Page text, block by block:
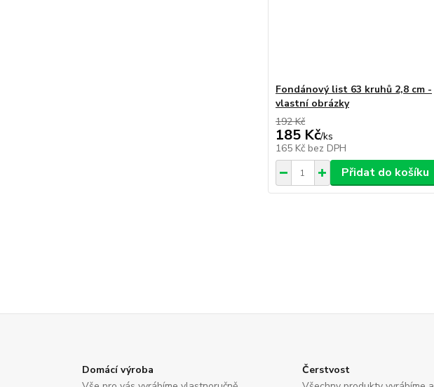
Fondánový list 63 kruhů 2,8 cm -
vlastní obrázky
192 Kč
185 Kč/ks
165 Kč bez DPH
Přidat do košíku
Domácí výroba
Čerstvost